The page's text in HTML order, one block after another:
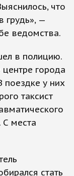
что
грудь», —
ведомства.
в полицию.
города
у них
таксист
С места
стать